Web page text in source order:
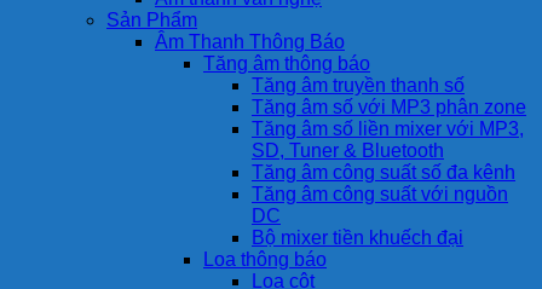
Sản Phẩm
Âm Thanh Thông Báo
Tăng âm thông báo
Tăng âm truyền thanh số
Tăng âm số với MP3 phân zone
Tăng âm số liền mixer với MP3,
SD, Tuner & Bluetooth
Tăng âm công suất số đa kênh
Tăng âm công suất với nguồn
DC
Bộ mixer tiền khuếch đại
Loa thông báo
Loa cột